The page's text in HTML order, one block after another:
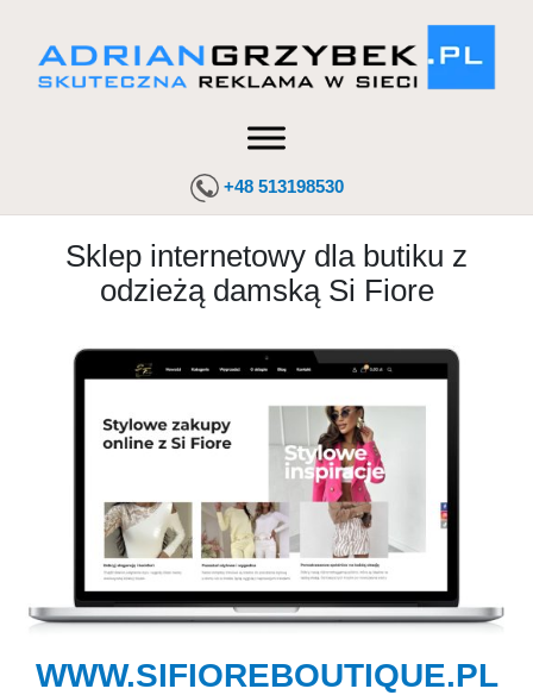
+48 513198530
Sklep internetowy dla butiku z
odzieżą damską Si Fiore
WWW.SIFIOREBOUTIQUE.PL